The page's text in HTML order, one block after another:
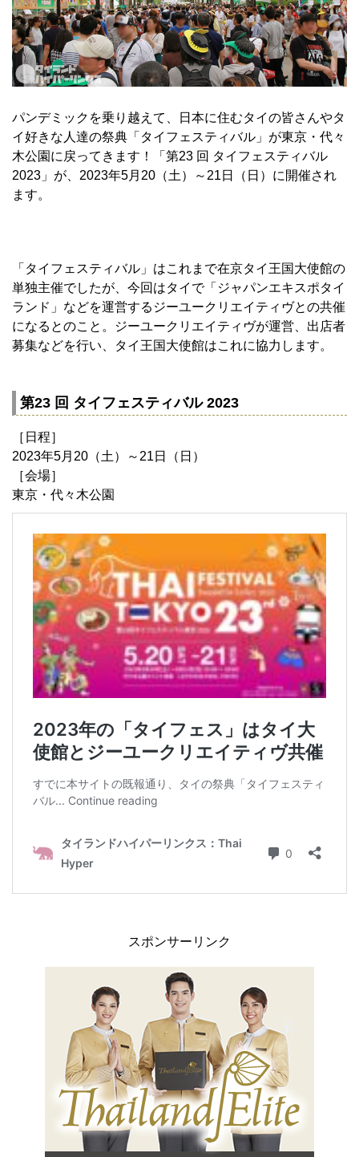
パンデミックを乗り越えて、日本に住むタイの皆さんやタ
イ好きな人達の祭典「タイフェスティバル」が東京・代々
木公園に戻ってきます！「第23 回 タイフェスティバル
2023」が、2023年5月20（土）～21日（日）に開催され
ます。
「タイフェスティバル」はこれまで在京タイ王国大使館の
単独主催でしたが、今回はタイで「ジャパンエキスポタイ
ランド」などを運営するジーユークリエイティヴとの共催
になるとのこと。ジーユークリエイティヴが運営、出店者
募集などを行い、タイ王国大使館はこれに協力します。
第23 回 タイフェスティバル 2023
［日程］
2023年5月20（土）～21日（日）
［会場］
東京・代々木公園
スポンサーリンク